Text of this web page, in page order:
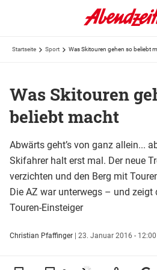
Startseite Sport Was Skitouren gehen so beliebt
Was Skitouren
beliebt macht
Abwärts geht’s von ganz allein...
Skifahrer halt erst mal. Der neue
verzichten und den Berg mit
Die AZ war unterwegs – und
Touren-Einsteiger
Christian Pfaffinger | 23. Januar 2016 -